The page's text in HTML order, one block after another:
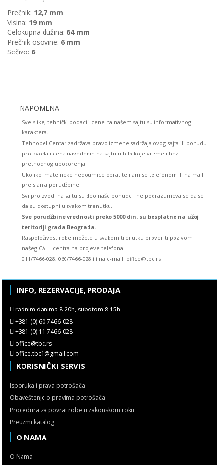
Prečnik: 12,7 mm
Visina: 19 mm
Celokupna dužina: 64mm
Prečnik osovine: 6 mm
Sečivo: 6
NAPOMENA
Sve slike, tehnički podaci i cene na našem sajtu su informativnog
karaktera.
Tehnobel Centar zadržava pravo izmene sadržaja ovog sajta ili ponudu
proizvoda i cena navedenih na sajtu u bilo koje vreme i bez
prethodnog upozorenja.
Ukoliko imate neke nedoumice obratite nam se telefonom ili na mail
pre slanja porudžbine.
Svi proizvodi na sajtu su deo naše ponude i ne podrazumeva se da se
da su dostupni u svakom trenutku.
Sve porudžbine vrednosti preko 5000 din. su besplatne na užoj
teritoriji grada Beograda.
Raspoloživost robe možete u svakom trenutku proveriti pozivom
našeg CALL centra na brojeve telefona:
011/7466-028, 060/7466-028 ili na e-mail: office@tbc.rs
INFO, REZERVACIJE, PRODAJA
radnim danima 8-20h, subotom 8-15h
+381 (0) 60 7466-028
+381 (0) 11 7466-028
office@tbc.rs
office.tbc1@gmail.com
KORISNIČKI SERVIS
Isporuka i prava potrošača
Obaveštenje o pravima potrošača
Procedura za povrat robe u zakonskom roku
Preuzmi katalog
O NAMA
O Nama